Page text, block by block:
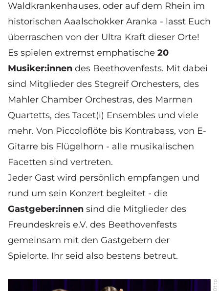
Waldkrankenhauses, oder auf dem Rhein im
historischen Aaalschokker Aranka - lasst Euch
überraschen von der Ultra Kraft dieser Orte!
Es spielen extremst emphatische 20
Musiker:innen des Beethovenfests. Mit dabei
sind Mitglieder des Stegreif Orchesters, des
Mahler Chamber Orchestras, des Marmen
Quartetts, des Tacet(i) Ensembles und viele
mehr. Von Piccoloflöte bis Kontrabass, von E-
Gitarre bis Flügelhorn - alle musikalischen
Facetten sind vertreten.
Jeder Gast wird persönlich empfangen und
rund um sein Konzert begleitet - die
Gastgeber:innen sind die Mitglieder des
Freundeskreis e.V. des Beethovenfests
gemeinsam mit den Gastgebern der
Spielorte. Ihr seid also bestens betreut.